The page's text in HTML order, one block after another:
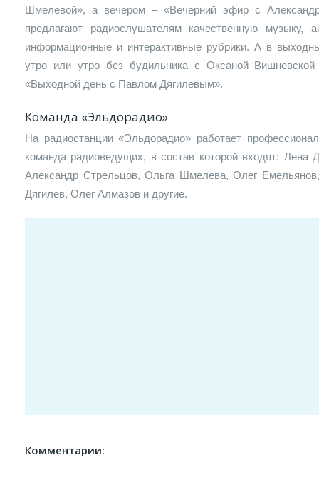
Шмелевой», а вечером – «Вечерний эфир с
предлагают радиослушателям качественную музыку,
информационные и интерактивные рубрики. А в
утро или утро без будильника с Оксаной
«Выходной день с Павлом Дягилевым».
Команда «Эльдорадио»
На радиостанции «Эльдорадио» работает
команда радиоведущих, в состав которой входят: Лена
Александр Стрельцов, Ольга Шмелева, Олег
Дягилев, Олег Алмазов и другие.
Комментарии: